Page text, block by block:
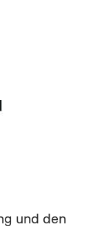
und den